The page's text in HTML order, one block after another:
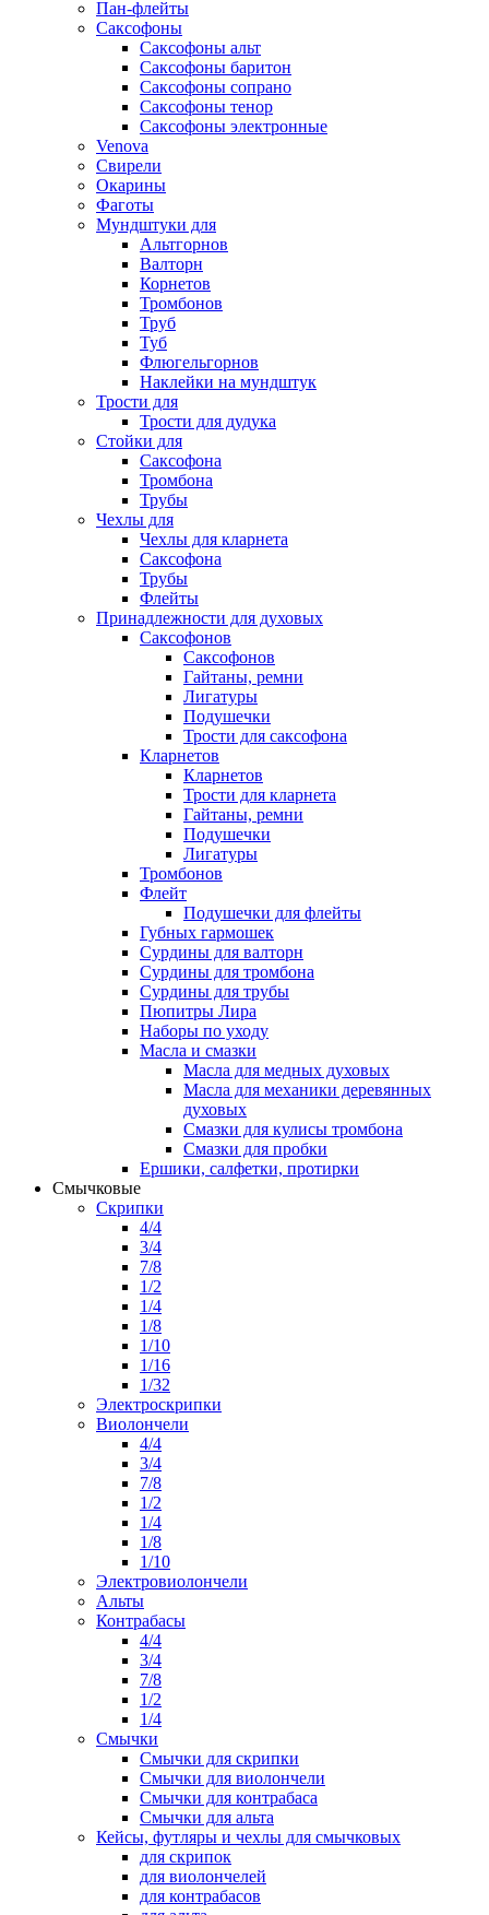
Пан-флейты
Саксофоны
Саксофоны альт
Саксофоны баритон
Саксофоны сопрано
Саксофоны тенор
Саксофоны электронные
Venova
Свирели
Окарины
Фаготы
Мундштуки для
Альтгорнов
Валторн
Корнетов
Тромбонов
Труб
Туб
Флюгельгорнов
Наклейки на мундштук
Трости для
Трости для дудука
Стойки для
Саксофона
Тромбона
Трубы
Чехлы для
Чехлы для кларнета
Саксофона
Трубы
Флейты
Принадлежности для духовых
Саксофонов
Саксофонов
Гайтаны, ремни
Лигатуры
Подушечки
Трости для саксофона
Кларнетов
Кларнетов
Трости для кларнета
Гайтаны, ремни
Подушечки
Лигатуры
Тромбонов
Флейт
Подушечки для флейты
Губных гармошек
Сурдины для валторн
Сурдины для тромбона
Сурдины для трубы
Пюпитры Лира
Наборы по уходу
Масла и смазки
Масла для медных духовых
Масла для механики деревянных
духовых
Смазки для кулисы тромбона
Смазки для пробки
Ершики, салфетки, протирки
Смычковые
Скрипки
4/4
3/4
7/8
1/2
1/4
1/8
1/10
1/16
1/32
Электроскрипки
Виолончели
4/4
3/4
7/8
1/2
1/4
1/8
1/10
Электровиолончели
Альты
Контрабасы
4/4
3/4
7/8
1/2
1/4
Смычки
Смычки для скрипки
Смычки для виолончели
Смычки для контрабаса
Смычки для альта
Кейсы, футляры и чехлы для смычковых
для скрипок
для виолончелей
для контрабасов